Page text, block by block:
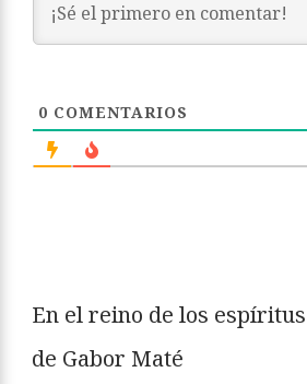
0 COMENTARIOS
En el reino de los
de Gabor Maté